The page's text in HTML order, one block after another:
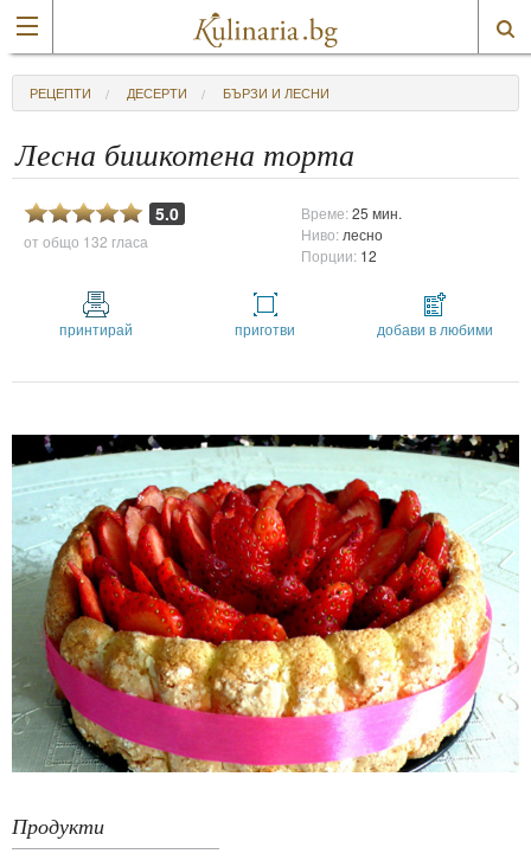
РЕЦЕПТИ ДЕСЕРТИ БЪРЗИ И ЛЕСНИ
Лесна бишкотена торта
5.0
от общо 132 гласа
Време:25 мин.
Ниво: лесно
Порции: 12
принтирай приготви добави в любими
Продукти